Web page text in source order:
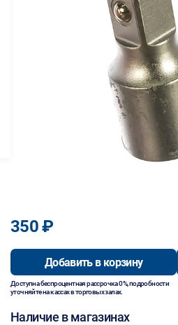
350 ₽
Добавить в корзину
Доступна беспроцентная рассрочка 0%, подробности
уточняйте на кассах в торговых залах.
Наличие в магазинах